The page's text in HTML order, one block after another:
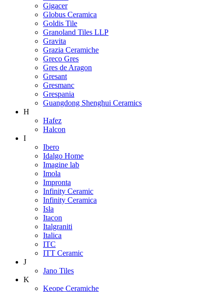
Gigacer
Globus Ceramica
Goldis Tile
Granoland Tiles LLP
Gravita
Grazia Ceramiche
Greco Gres
Gres de Aragon
Gresant
Gresmanc
Grespania
Guangdong Shenghui Ceramics
H
Hafez
Halcon
I
Ibero
Idalgo Home
Imagine lab
Imola
Impronta
Infinity Ceramic
Infinity Ceramica
Isla
Itacon
Italgraniti
Italica
ITC
ITT Ceramic
J
Jano Tiles
K
Keope Ceramiche